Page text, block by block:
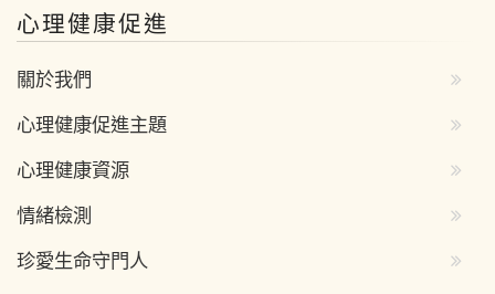
心理健康促進
關於我們
心理健康促進主題
心理健康資源
情緒檢測
珍愛生命守門人